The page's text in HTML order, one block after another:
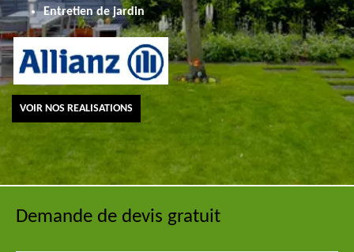
Entretien de jardin
VOIR NOS REALISATIONS
Demande de devis gratuit